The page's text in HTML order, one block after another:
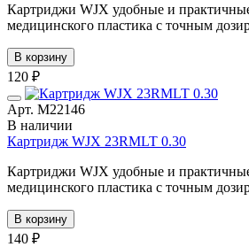
Картриджи WJX удобные и
медицинского пластика с точным
В корзину
120 ₽
Арт. М22146
В наличии
Картридж WJX 23RMLT 0.30
Картриджи WJX удобные и
медицинского пластика с точным
В корзину
140 ₽